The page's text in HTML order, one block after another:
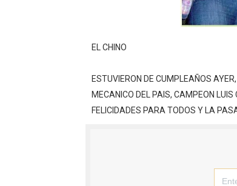
EL CHINO
ESTUVIERON DE CUMPLEAÑOS
MECANICO DEL PAIS, CAMPEON
FELICIDADES PARA TODOS Y LA